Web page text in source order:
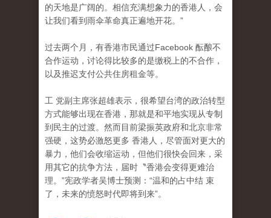
的天地是广阔的。相信充满想象力的香港人，会
让我们看到雨伞革命真正遍地开花。”
过去两个月，有香港市民通过Facebook 酝酿不
合作运动，讨论得比较多的是缴税上的不合作 ，
以及推迟支付公共住房租金等。
工 党副主席张超雄表示，很希望台湾的政治转型
方式能够出现在香港，那就是和平地实现从专制
到民主的过渡。然而目前梁振英政府和北京非常
强硬，这势必激怒更多 香港人，尽管面对更大的
暴力，他们会收缩运动，但他们很快会回来，采
用其它的抗争方法，届时〝香港会变得更难治
理。”宪政学者吴博士预测：“温和的占中结 束
了，未来的愤怒时代即将到来”。